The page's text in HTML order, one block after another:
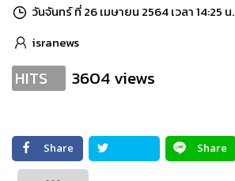
วันจันทร์ ที่ 26 เมษายน 2564 เวลา 14:25 น.
isranews
HITS 3604 views
Share
Share